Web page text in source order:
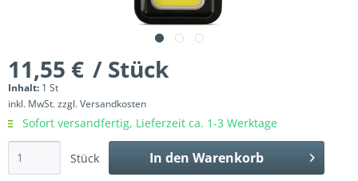
11,55 € / Stück
Inhalt: 1 St
inkl. MwSt.zzgl. Versandkosten
Sofort versandfertig, Lieferzeit ca. 1-3 Werktage
Stück In den Warenkorb